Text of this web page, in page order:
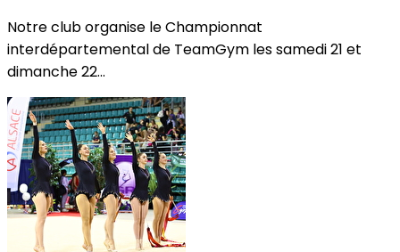
Notre club organise le Championnat
interdépartemental de TeamGym les samedi 21 et
dimanche 22...